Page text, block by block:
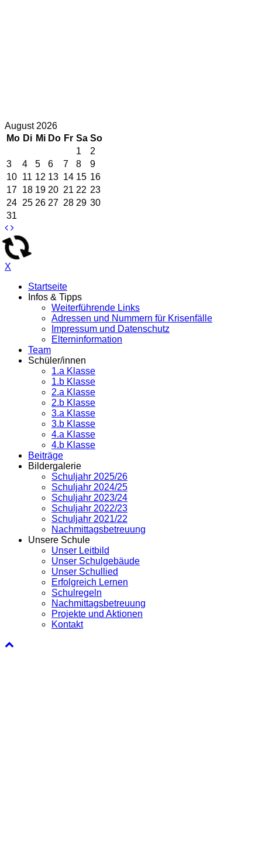
August 2026
Mo Di Mi Do Fr Sa So
1
2
3
4 5 6 7 8
9
10 11 12 13 14 15 16
17 18 19 20 21 22 23
24 25 26 27 28 29 30
31
X
Startseite
Infos & Tipps
Weiterführende Links
Adressen und Nummern für Krisenfälle
Impressum und Datenschutz
Elterninformation
Team
Schüler/innen
1.a Klasse
1.b Klasse
2.a Klasse
2.b Klasse
3.a Klasse
3.b Klasse
4.a Klasse
4.b Klasse
Beiträge
Bildergalerie
Schuljahr 2025/26
Schuljahr 2024/25
Schuljahr 2023/24
Schuljahr 2022/23
Schuljahr 2021/22
Nachmittagsbetreuung
Unsere Schule
Unser Leitbild
Unser Schulgebäude
Unser Schullied
Erfolgreich Lernen
Schulregeln
Nachmittagsbetreuung
Projekte und Aktionen
Kontakt